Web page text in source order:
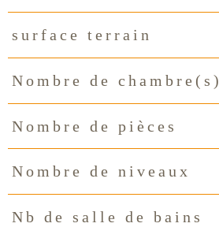
surface terrain
Nombre de chambre(s)
Nombre de pièces
Nombre de niveaux
Nb de salle de bains